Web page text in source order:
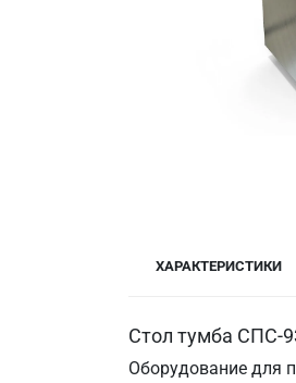
ХАРАКТЕРИСТИКИ
Стол тумба СПС-
Оборудование для